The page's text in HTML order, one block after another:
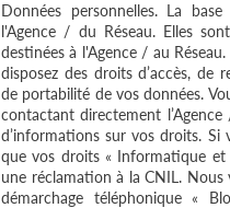
Données personnelles. La
l'Agence / du Réseau. Elles
destinées à l'Agence / au
disposez des droits d’accès, de
de portabilité de vos données.
contactant directement
d’informations sur vos droits. Si
que vos droits « Informatique et
une réclamation à la CNIL.
démarchage téléphonique «